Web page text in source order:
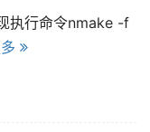
执行命令nmake -f